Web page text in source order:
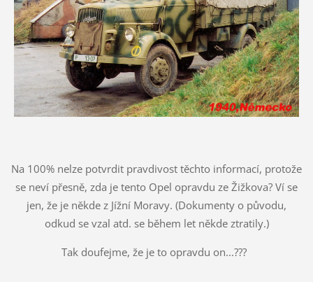
Na 100% nelze potvrdit pravdivost těchto informací, protože
se neví přesně, zda je tento Opel opravdu ze Žižkova? Ví se
jen, že je někde z Jížní Moravy. (Dokumenty o původu,
odkud se vzal atd. se během let někde ztratily.)
Tak doufejme, že je to opravdu on...???